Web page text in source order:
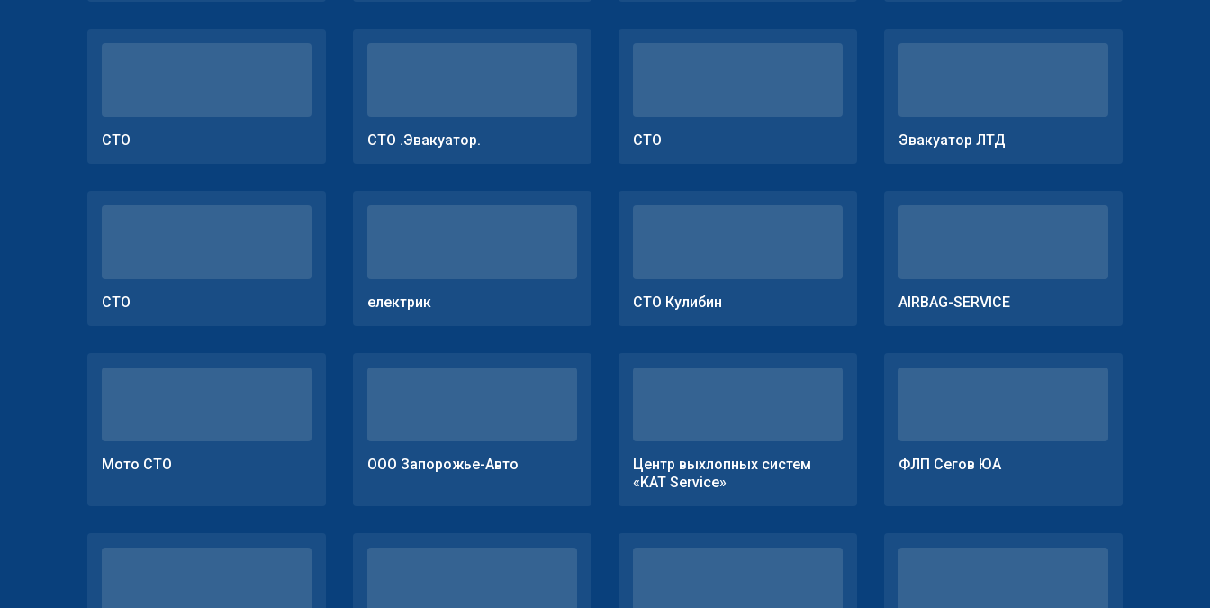
СТО СТО .Эвакуатор. СТО Эвакуатор ЛТД
СТО електрик СТО Кулибин AIRBAG-SERVICE
Мото СТО ООО Запорожье-Авто
Центр выхлопных систем
«KAT Service»
ФЛП Сегов ЮА